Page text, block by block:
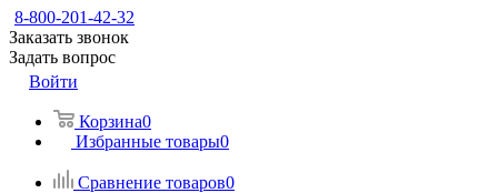
8-800-201-42-32
Заказать звонок
Задать вопрос
Войти
Корзина0
Избранные товары0
Сравнение товаров0